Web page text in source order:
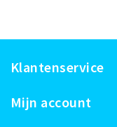
Klantenservice
Mijn account